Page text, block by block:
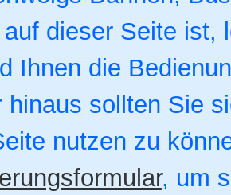
auf dieser Seite
Ihnen die
hinaus sollten Sie
nutzen zu
, um